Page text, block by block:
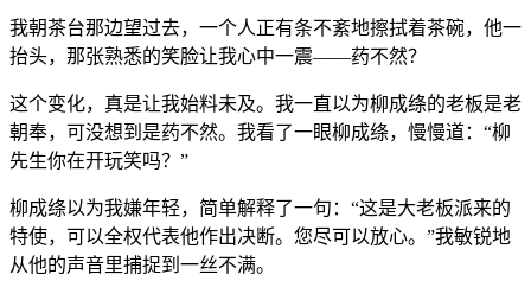
我朝茶台那边望过去，一个人正有条不紊地擦拭着茶碗，他一
抬头，那张熟悉的笑脸让我心中一震——药不然？
这个变化，真是让我始料未及。我一直以为柳成绦的老板是老
朝奉，可没想到是药不然。我看了一眼柳成绦，慢慢道：“柳
先生你在开玩笑吗？”
柳成绦以为我嫌年轻，简单解释了一句：“这是大老板派来的
特使，可以全权代表他作出决断。您尽可以放心。”我敏锐地
从他的声音里捕捉到一丝不满。